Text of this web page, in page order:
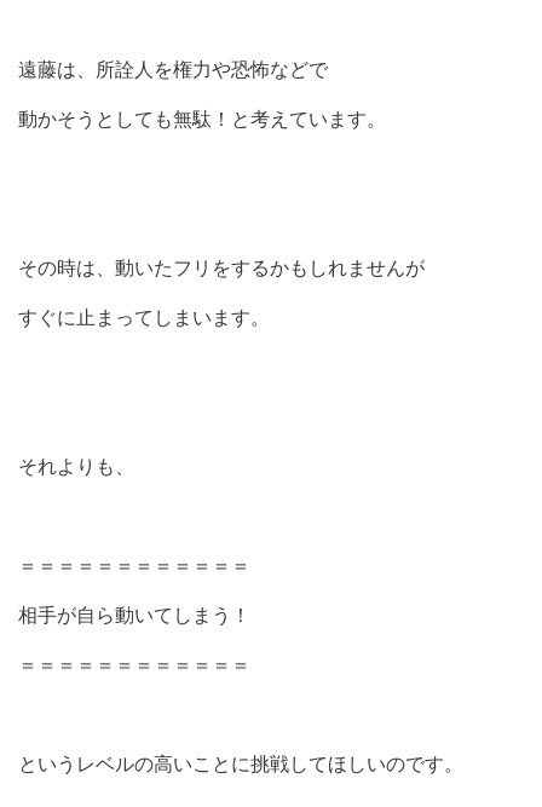
遠藤は、所詮人を権力や恐怖などで
動かそうとしても無駄！と考えています。
その時は、動いたフリをするかもしれませんが
すぐに止まってしまいます。
それよりも、
＝＝＝＝＝＝＝＝＝＝＝＝
相手が自ら動いてしまう！
＝＝＝＝＝＝＝＝＝＝＝＝
というレベルの高いことに挑戦してほしいのです。